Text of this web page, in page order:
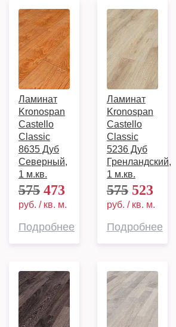
Ламинат
Kronospan
Castello
Classic
8635 Дуб
Северный,
1 м.кв.
575 473
руб. / кв. м.
Подробнее
Ламинат
Kronospan
Castello
Classic
5236 Дуб
Гренландский,
1 м.кв.
575523
руб. / кв. м.
Подробнее